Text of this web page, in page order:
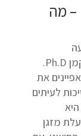
– מה
הנטורופתיה? מאת: ד"ר מירה כהן שטרקמן Ph.D.
את
לעיתים
מזגן